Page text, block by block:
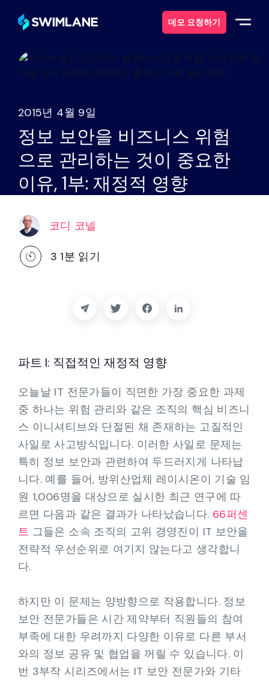
데모 요청하기
스윔레인이란 무엇일까요?
솔루션
제품
서비스
에 대한
한국어
데모 요청하기
2015년 4월 9일
정보 보안을 비즈니스 위험
으로 관리하는 것이 중요한
이유, 1부: 재정적 영향
코디 코넬
3 1분 읽기
파트 I: 직접적인 재정적 영향
오늘날 IT 전문가들이 직면한 가장 중요한 과제
중 하나는 위험 관리와 같은 조직의 핵심 비즈니
스 이니셔티브와 단절된 채 존재하는 고질적인
사일로 사고방식입니다. 이러한 사일로 문제는
특히 정보 보안과 관련하여 두드러지게 나타납
니다. 예를 들어, 방위산업체 레이시온이 기술 임
원 1,006명을 대상으로 실시한 최근 연구에 따
르면 다음과 같은 결과가 나타났습니다. 66퍼센
트 그들은 소속 조직의 고위 경영진이 IT 보안을
전략적 우선순위로 여기지 않는다고 생각합니
다.
하지만 이 문제는 양방향으로 작용합니다. 정보
보안 전문가들은 시간 제약부터 직원들의 참여
부족에 대한 우려까지 다양한 이유로 다른 부서
와의 정보 공유 및 협업을 꺼릴 수 있습니다. 이
번 3부작 시리즈에서는 IT 보안 전문가와 기타